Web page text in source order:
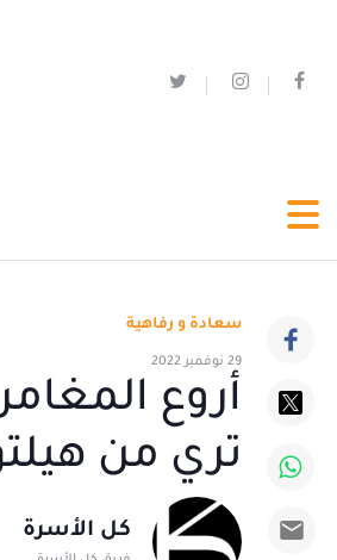
سعادة و رفاهية
29 نوفمبر 2022
أروع
تري من
كل الأسرة